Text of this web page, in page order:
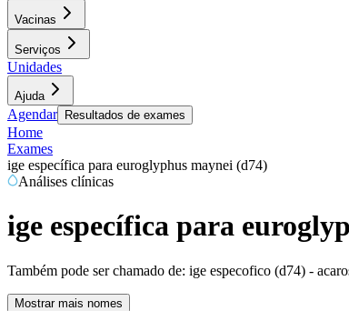
Vacinas
Serviços
Unidades
Ajuda
Agendar Resultados de exames
Home
Exames
ige específica para euroglyphus maynei (d74)
Análises clínicas
ige específica para
Também pode ser chamado de: ige especofico (d74) -
Mostrar mais nomes